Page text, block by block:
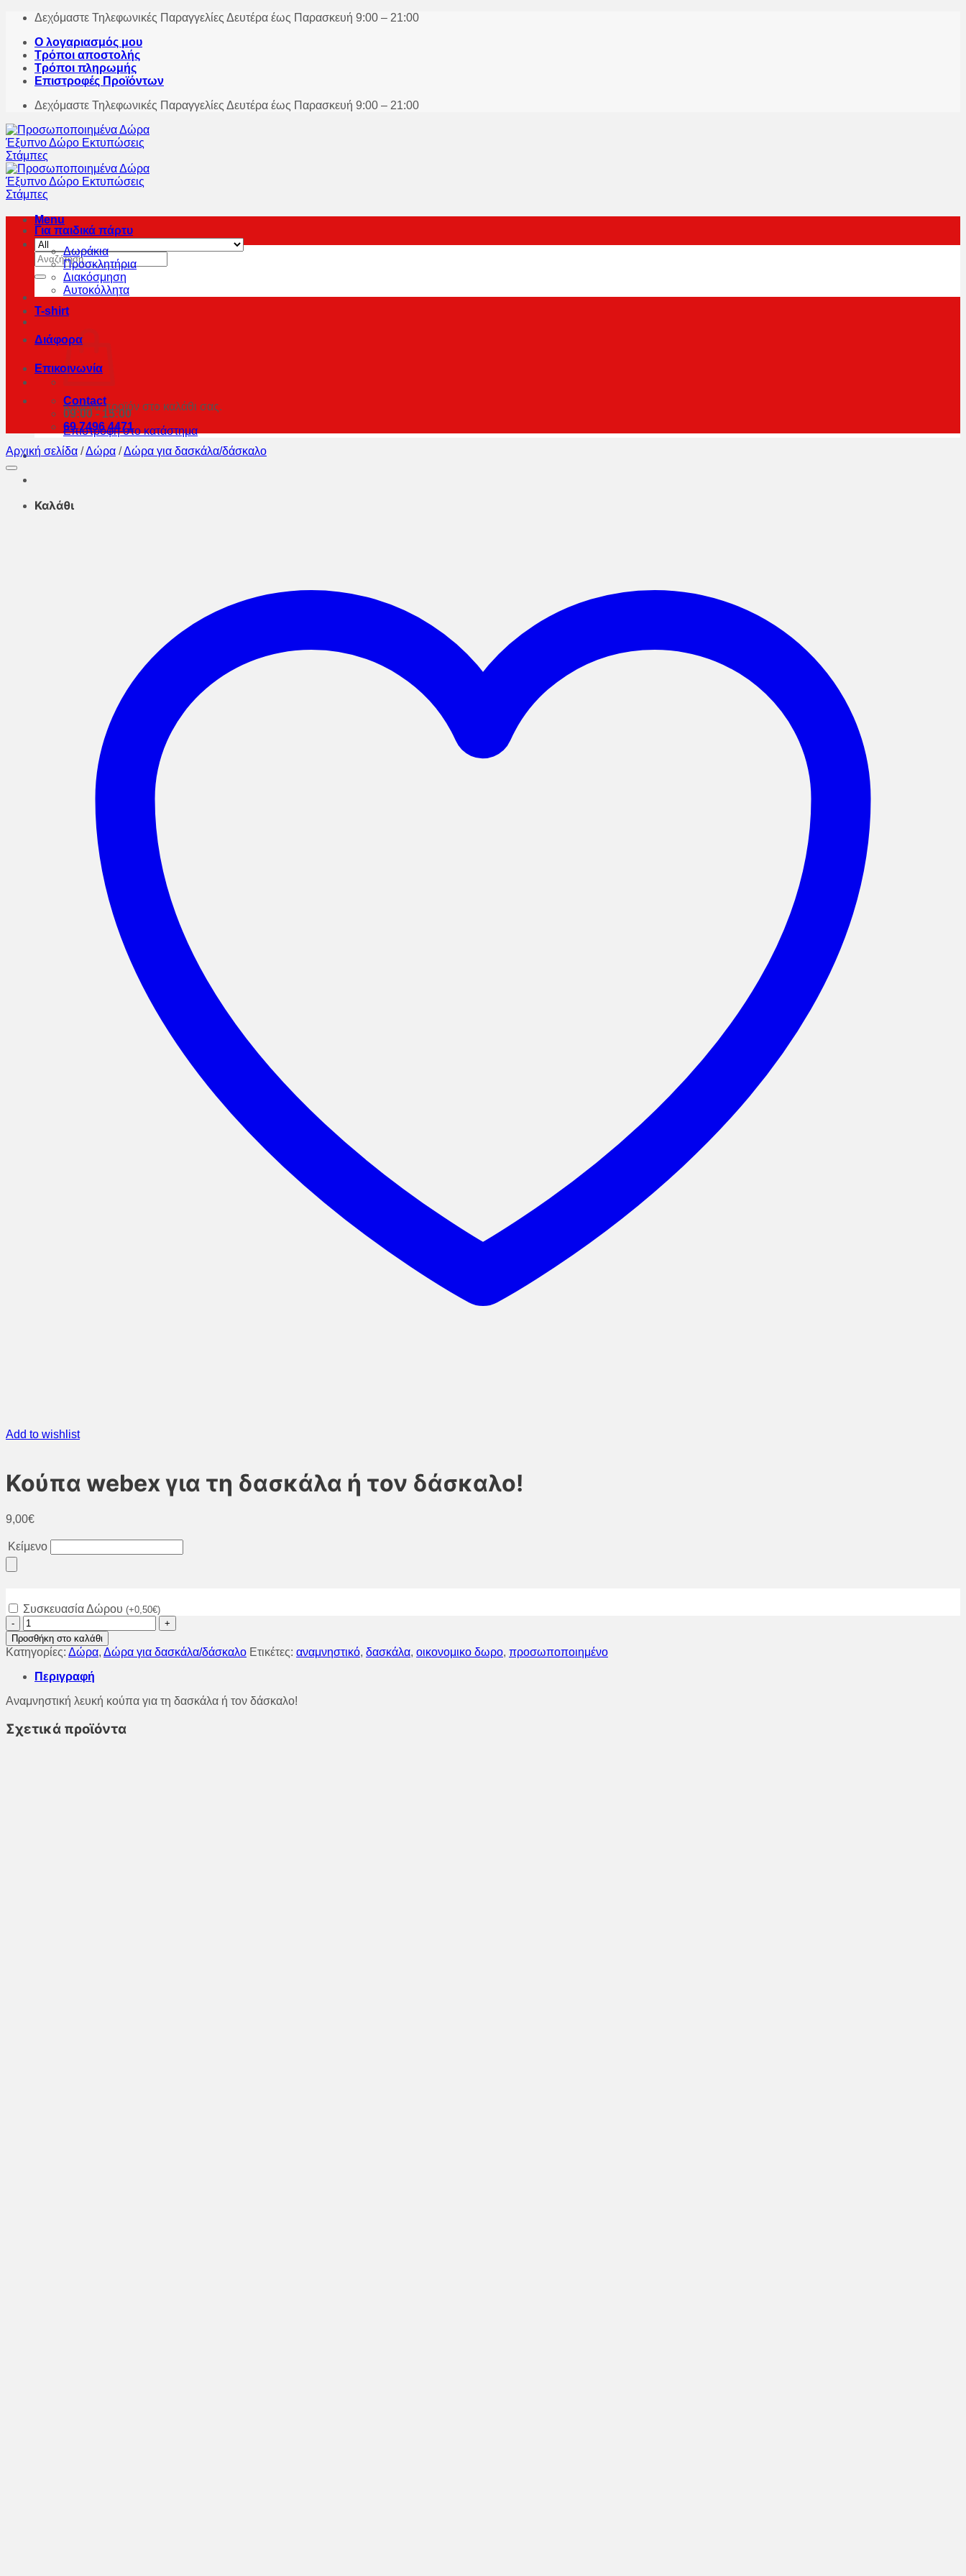
Skip
content
Δεχόμαστε Τηλεφωνικές Παραγγελίες Δευτέρα έως Παρασκευή 9:00 – 21:00
Ο λογαριασμός μου
Τρόποι αποστολής
Τρόποι πληρωμής
Επιστροφές Προϊόντων
Δεχόμαστε Τηλεφωνικές Παραγγελίες Δευτέρα έως Παρασκευή 9:00 – 21:00
Menu
Αναζήτηση
για:
Κανένα προϊόν στο καλάθι σας.
Επιστροφή στο κατάστημα
Καλάθι
Για παιδικά πάρτυ
Δωράκια
Προσκλητήρια
Διακόσμηση
Αυτοκόλλητα
T-shirt
Διάφορα
Επικοινωνία
Contact
09:00 - 15:00
69 7496 4471
Αρχική σελίδα /Δώρα /Δώρα για δασκάλα/δάσκαλο
Add to wishlist
Κούπα webex για τη δασκάλα ή τον δάσκαλο!
9,00€
Κείμενο
Συσκευασία Δώρου (+0,50€)
Κούπα
webex
για
τη
δασκάλα
τον
ποσότητα
Προσθήκη στο καλάθι
Κατηγορίες: Δώρα, Δώρα για δασκάλα/δάσκαλο Ετικέτες: αναμνηστικό, δασκάλα, οικονομικο δωρο, προσωποποιημένο
Περιγραφή
Αναμνηστική λευκή κούπα για τη δασκάλα ή τον δάσκαλο!
Σχετικά προϊόντα